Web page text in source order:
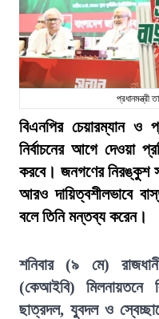
প্রধানমন্ত্রী
বিএনপির চেয়ারম্যান ও
নির্বাচনের আগে দেওয়া
করবে। জনগণের নিরঙ্কুশ
আরও দায়িত্বশীলভাবে
বলে তিনি মন্তব্য করেন।
শনিবার (৯ মে)
(কেআইবি)
ছাত্রদল, যুবদল ও